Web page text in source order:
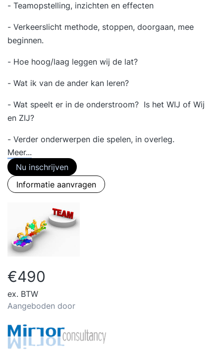
- Teamopstelling, inzichten en effecten
- Verkeerslicht methode, stoppen, doorgaan, mee
beginnen.
- Hoe hoog/laag leggen wij de lat?
- Wat ik van de ander kan leren?
- Wat speelt er in de onderstroom? Is het WIJ of Wij
en ZIJ?
- Verder onderwerpen die spelen, in overleg.
Meer...
Nu inschrijven
Informatie aanvragen
€490
ex. BTW
Aangeboden door